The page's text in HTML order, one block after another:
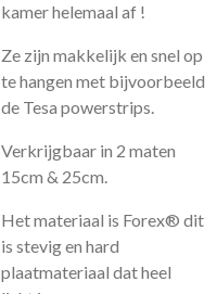
kamer helemaal af !
Ze zijn makkelijk en snel op
te hangen met bijvoorbeeld
de Tesa powerstrips.
Verkrijgbaar in 2 maten
15cm & 25cm.
Het materiaal is Forex® dit
is stevig en hard
plaatmateriaal dat heel